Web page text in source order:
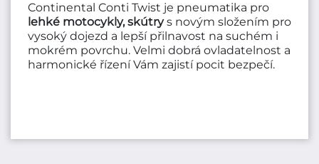
Continental Conti Twist je pneumatika pro
lehké motocykly, skútrys novým složením pro
vysoký dojezd a lepší přilnavost na suchém i
mokrém povrchu. Velmi dobrá ovladatelnost a
harmonické řízení Vám zajistí pocit bezpečí.